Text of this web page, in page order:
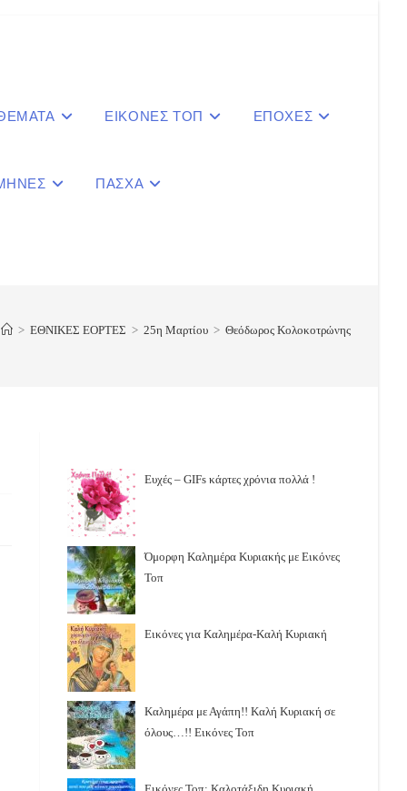
ΕΙΚΟΝΕΣ ΤΟΠ ΕΠΟΧΕΣ
ΠΑΣΧΑ
> ΕΘΝΙΚΕΣ ΕΟΡΤΕΣ > 25η Μαρτίου > Θεόδωρος Κολοκοτρώνης
Ευχές – GIFs κάρτες χρόνια πολλά !
Όμορφη Καλημέρα Κυριακής με Εικόνες
Τοπ
Εικόνες για Καλημέρα-Καλή Κυριακή
Καλημέρα με Αγάπη!! Καλή Κυριακή σε
όλους…!! Εικόνες Τοπ